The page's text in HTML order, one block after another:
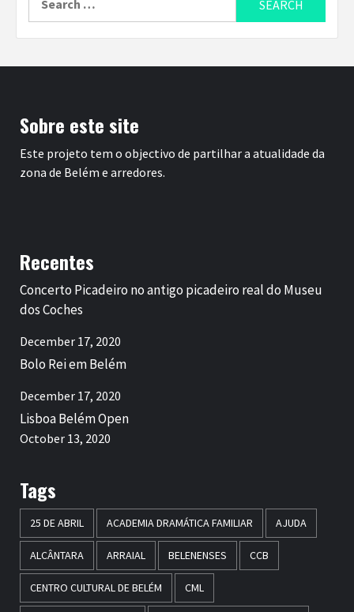
Sobre este site
Este projeto tem o objectivo de partilhar a atualidade da
zona de Belém e arredores.
Recentes
Concerto Picadeiro no antigo picadeiro real do Museu
dos Coches
December 17, 2020
Bolo Rei em Belém
December 17, 2020
Lisboa Belém Open
October 13, 2020
Tags
25 DE ABRIL ACADEMIA DRAMÁTICA FAMILIAR AJUDA
ALCÂNTARA ARRAIAL BELENENSES CCB
CENTRO CULTURAL DE BELÉM CML